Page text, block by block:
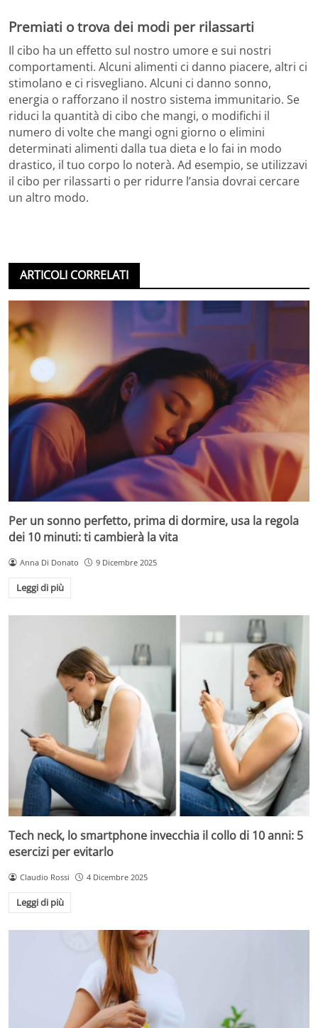
Premiati o trova dei modi per rilassarti
Il cibo ha un effetto sul nostro umore e sui nostri
comportamenti. Alcuni alimenti ci danno piacere, altri ci
stimolano e ci risvegliano. Alcuni ci danno sonno,
energia o rafforzano il nostro sistema immunitario. Se
riduci la quantità di cibo che mangi, o modifichi il
numero di volte che mangi ogni giorno o elimini
determinati alimenti dalla tua dieta e lo fai in modo
drastico, il tuo corpo lo noterà. Ad esempio, se utilizzavi
il cibo per rilassarti o per ridurre l’ansia dovrai cercare
un altro modo.
ARTICOLI CORRELATI
Per un sonno perfetto, prima di dormire, usa la regola
dei 10 minuti: ti cambierà la vita
Anna Di Donato 9 Dicembre 2025
Leggi di più
Tech neck, lo smartphone invecchia il collo di 10 anni: 5
esercizi per evitarlo
Claudio Rossi 4 Dicembre 2025
Leggi di più